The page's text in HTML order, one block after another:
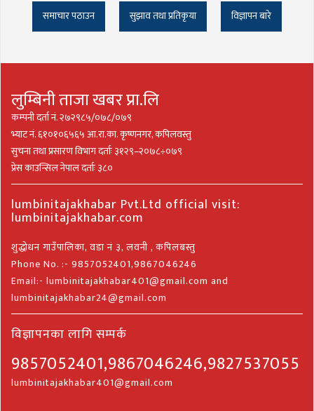
समाचार पठाउन सुझाव तथा प्रतिकृया विज्ञापन बारे
लुम्बिनी ताजा खबर प्रा.लि
कम्पनी दर्ता नं. २७२९८५/०७८/०७९
भ्याट नं. ६१०१०६५६५ आ.रा.का. कृष्णनगर, कपिलवस्तु
सुचना तथा प्रसारण विभाग दर्ताः ३१२९–२०७८÷०७९
प्रेस काउन्सिल नेपाल दर्ताः ३८०
lumbinitajakhabar Pvt.Ltd official visit:
lumbinitajakhabar.com
शुद्धोधन गाउँपालिका, वडा नं ३, लवनी , कपिलबस्तु
Phone No. :- 9857052401,9867046246
Email:- lumbinitajakhabar401@gmail.com and
lumbinitajakhabar24@gmail.com
विज्ञापनका लागि सम्पर्क
9857052401,9867046246,9827537055
lumbinitajakhabar401@gmail.com